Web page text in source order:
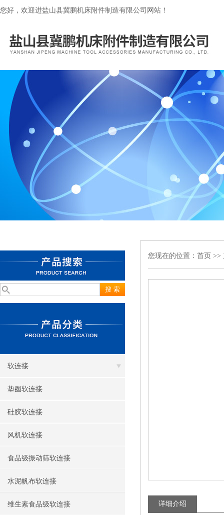
您好，欢迎进盐山县冀鹏机床附件制造有限公司网站！
软连接
垫圈软连接
硅胶软连接
风机软连接
食品级振动筛软连接
水泥帆布软连接
维生素食品级软连接
您现在的位置： 首页 >>
详细介绍